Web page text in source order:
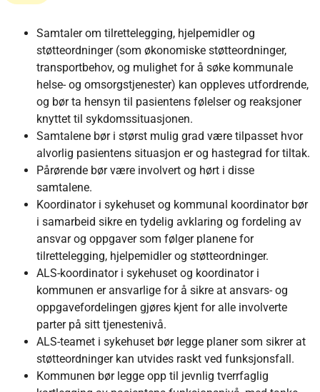
Samtaler om tilrettelegging, hjelpemidler og
støtteordninger (som økonomiske støtteordninger,
transportbehov, og mulighet for å søke kommunale
helse- og omsorgstjenester) kan oppleves utfordrende,
og bør ta hensyn til pasientens følelser og reaksjoner
knyttet til sykdomssituasjonen.
Samtalene bør i størst mulig grad være tilpasset hvor
alvorlig pasientens situasjon er og hastegrad for tiltak.
Pårørende bør være involvert og hørt i disse
samtalene.
Koordinator i sykehuset og kommunal koordinator bør
i samarbeid sikre en tydelig avklaring og fordeling av
ansvar og oppgaver som følger planene for
tilrettelegging, hjelpemidler og støtteordninger.
ALS-koordinator i sykehuset og koordinator i
kommunen er ansvarlige for å sikre at ansvars- og
oppgavefordelingen gjøres kjent for alle involverte
parter på sitt tjenestenivå.
ALS-teamet i sykehuset bør legge planer som sikrer at
støtteordninger kan utvides raskt ved funksjonsfall.
Kommunen bør legge opp til jevnlig tverrfaglig